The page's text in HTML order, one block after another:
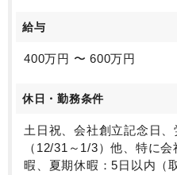
給与
400万円 〜 600万円
休日・勤務条件
土日祝、会社創立記念日
（12/31～1/3）他、特に
暇、夏期休暇：5日以内（